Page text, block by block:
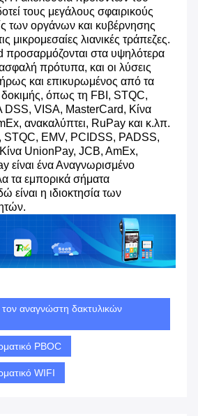
τους μεγάλους σφαιρικούς
των οργάνων και κυβέρνησης
μικρομεσαίες λιανικές τράπεζες.
προσαρμόζονται στα υψηλότερα
πρότυπα, και οι λύσεις
και επικυρωμένος από τα
δοκιμής, όπως τη FBI, STQC,
DSS, VISA, MasterCard, Κίνα
ανακαλύπτει, RuPay και κ.λπ.
STQC, EMV, PCIDSS, PADSS,
UnionPay, JCB, AmEx,
είναι ένα Αναγνωρισμένο
τα εμπορικά σήματα
είναι η ιδιοκτησία των
τον αναγνώστη δακτυλικών
PBOC
WIFI